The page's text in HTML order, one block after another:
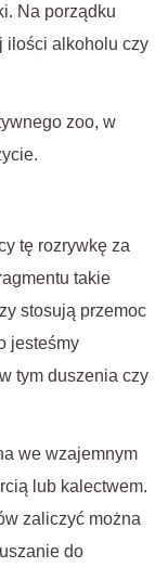
Na porządku
ilości alkoholu czy
zoo, w
tę rozrywkę za
takie
stosują przemoc
jesteśmy
tym duszenia czy
we wzajemnym
lub kalectwem.
zaliczyć można
do